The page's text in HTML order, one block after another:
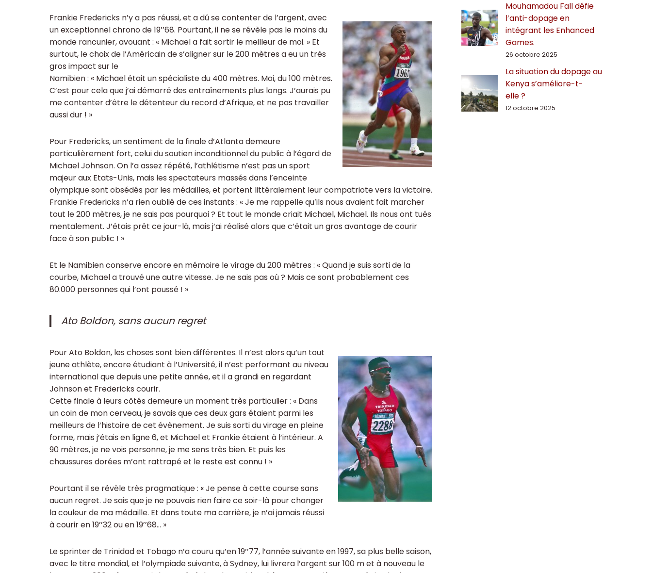
Frankie Fredericks n’y a pas réussi, et a dû se contenter de l’argent, avec
un exceptionnel chrono de 19’’68. Pourtant, il ne se révèle pas le moins du
monde rancunier, avouant : « Michael a fait sortir le meilleur de moi. » Et
surtout, le choix de l’Américain de s’aligner sur le 200 mètres a eu un très
gros impact sur le
Namibien : « Michael était un spécialiste du 400 mètres. Moi, du 100 mètres.
C’est pour cela que j’ai démarré des entraînements plus longs. J’aurais pu
me contenter d’être le détenteur du record d’Afrique, et ne pas travailler
aussi dur ! »
Pour Fredericks, un sentiment de la finale d’Atlanta demeure
particulièrement fort, celui du soutien inconditionnel du public à l’égard de
Michael Johnson. On l’a assez répété, l’athlétisme n’est pas un sport
majeur aux Etats-Unis, mais les spectateurs massés dans l’enceinte
olympique sont obsédés par les médailles, et portent littéralement leur compatriote vers la victoire.
Frankie Fredericks n’a rien oublié de ces instants : « Je me rappelle qu’ils nous avaient fait marcher
tout le 200 mètres, je ne sais pas pourquoi ? Et tout le monde criait Michael, Michael. Ils nous ont tués
mentalement. J’étais prêt ce jour-là, mais j’ai réalisé alors que c’était un gros avantage de courir
face à son public ! »
Et le Namibien conserve encore en mémoire le virage du 200 mètres : « Quand je suis sorti de la
courbe, Michael a trouvé une autre vitesse. Je ne sais pas où ? Mais ce sont probablement ces
80.000 personnes qui l’ont poussé ! »
Ato Boldon, sans aucun regret
Pour Ato Boldon, les choses sont bien différentes. Il n’est alors qu’un tout
jeune athlète, encore étudiant à l’Université, il n’est performant au niveau
international que depuis une petite année, et il a grandi en regardant
Johnson et Fredericks courir.
Cette finale à leurs côtés demeure un moment très particulier : « Dans
un coin de mon cerveau, je savais que ces deux gars étaient parmi les
meilleurs de l’histoire de cet évènement. Je suis sorti du virage en pleine
forme, mais j’étais en ligne 6, et Michael et Frankie étaient à l’intérieur. A
90 mètres, je ne vois personne, je me sens très bien. Et puis les
chaussures dorées m’ont rattrapé et le reste est connu ! »
Pourtant il se révèle très pragmatique : « Je pense à cette course sans
aucun regret. Je sais que je ne pouvais rien faire ce soir-là pour changer
la couleur de ma médaille. Et dans toute ma carrière, je n’ai jamais réussi
à courir en 19’’32 ou en 19’’68… »
Le sprinter de Trinidad et Tobago n’a couru qu’en 19’’77, l’année suivante en 1997, sa plus belle saison,
avec le titre mondial, et l’olympiade suivante, à Sydney, lui livrera l’argent sur 100 m et à nouveau le
Mouhamadou Fall défie
l’anti-dopage en
intégrant les Enhanced
Games.
26 octobre 2025
La situation du dopage au
Kenya s’améliore-t-
elle ?
12 octobre 2025